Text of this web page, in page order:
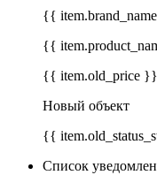
{{
{{
{{ item.old_price
Новый объект
{{
Список